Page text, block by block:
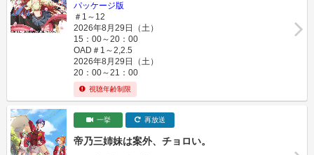
パッケージ版
＃1～12
2026年8月29日（土）
15：00～20：00
OAD＃1～2,2.5
2026年8月29日（土）
20：00～21：00
視聴年齢制限
一挙 再放送
帝乃三姉妹は案外、チョロい。